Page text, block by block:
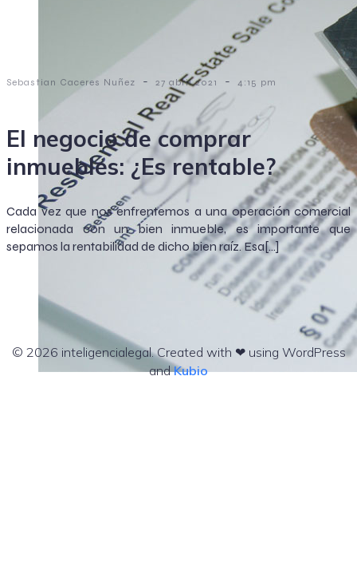
Sebastian Caceres Nuñez - 27 abril 2021 - 4:15 pm
El negocio de comprar
inmuebles: ¿Es rentable?
Cada vez que nos enfrentemos a una operación comercial
relacionada con un bien inmueble, es importante que
sepamos la rentabilidad de dicho bien raíz. Esa[…]
© 2026 inteligencialegal. Created with ❤ using WordPress
andKubio